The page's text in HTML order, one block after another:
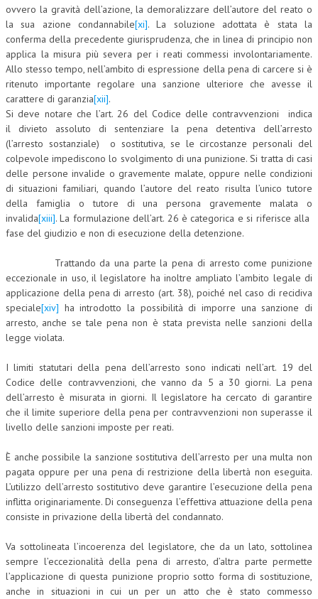
ovvero la gravità dell’azione, la demoralizzare dell’autore del reato o
la sua azione condannabile[xi]. La soluzione adottata è stata la
conferma della precedente giurisprudenza, che in linea di principio non
applica la misura più severa per i reati commessi involontariamente.
Allo stesso tempo, nell’ambito di espressione della pena di carcere si è
ritenuto importante regolare una sanzione ulteriore che avesse il
carattere di garanzia[xii].
Si deve notare che l’art. 26 del Codice delle contravvenzioni indica
il divieto assoluto di sentenziare la pena detentiva dell’arresto
(l’arresto sostanziale) o sostitutiva, se le circostanze personali del
colpevole impediscono lo svolgimento di una punizione. Si tratta di casi
delle persone invalide o gravemente malate, oppure nelle condizioni
di situazioni familiari, quando l’autore del reato risulta l’unico tutore
della famiglia o tutore di una persona gravemente malata o
invalida[xiii]. La formulazione dell’art. 26 è categorica e si riferisce alla
fase del giudizio e non di esecuzione della detenzione.
Trattando da una parte la pena di arresto come punizione
eccezionale in uso, il legislatore ha inoltre ampliato l’ambito legale di
applicazione della pena di arresto (art. 38), poiché nel caso di recidiva
speciale[xiv] ha introdotto la possibilità di imporre una sanzione di
arresto, anche se tale pena non è stata prevista nelle sanzioni della
legge violata.
I limiti statutari della pena dell’arresto sono indicati nell’art. 19 del
Codice delle contravvenzioni, che vanno da 5 a 30 giorni. La pena
dell’arresto è misurata in giorni. Il legislatore ha cercato di garantire
che il limite superiore della pena per contravvenzioni non superasse il
livello delle sanzioni imposte per reati.
È anche possibile la sanzione sostitutiva dell’arresto per una multa non
pagata oppure per una pena di restrizione della libertà non eseguita.
L’utilizzo dell’arresto sostitutivo deve garantire l’esecuzione della pena
inflitta originariamente. Di conseguenza l’effettiva attuazione della pena
consiste in privazione della libertà del condannato.
Va sottolineata l’incoerenza del legislatore, che da un lato, sottolinea
sempre l’eccezionalità della pena di arresto, d’altra parte permette
l’applicazione di questa punizione proprio sotto forma di sostituzione,
anche in situazioni in cui un per un atto che è stato commesso